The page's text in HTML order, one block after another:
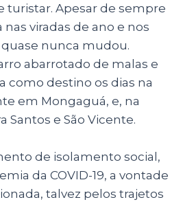
a
re
turistar. Apesar de sempre
viradas de ano e nos
nunca mudou.
abarrotado de malas e
como destino os dias na
em Mongaguá, e, na
Santos e São Vicente.
de isolamento social,
da COVID-19, a vontade
talvez pelos trajetos